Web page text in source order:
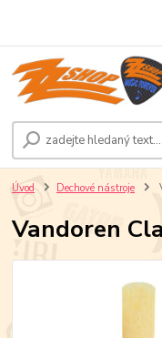
Úvod Dechové nástroje
Vandoren